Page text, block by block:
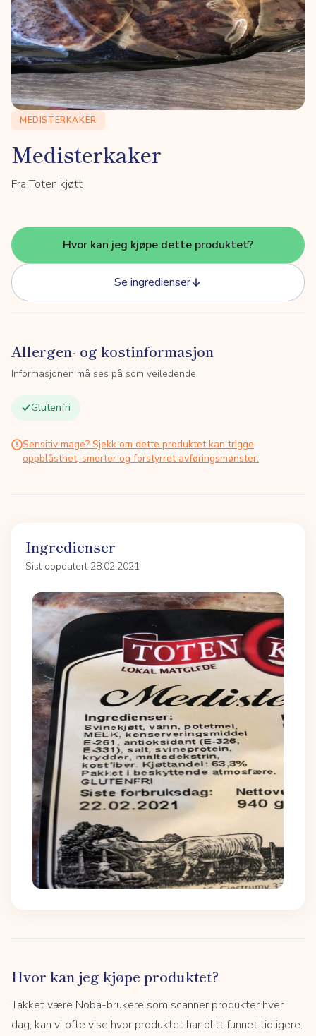
MEDISTERKAKER
Medisterkaker
Fra Toten kjøtt
Hvor kan jeg kjøpe dette produktet?
Se ingredienser
Allergen- og kostinformasjon
Informasjonen må ses på som veiledende.
Glutenfri
Sensitiv mage? Sjekk om dette produktet kan trigge
oppblåsthet, smerter og forstyrret avføringsmønster.
Ingredienser
Sist oppdatert 28.02.2021
Hvor kan jeg kjøpe produktet?
Takket være Noba-brukere som scanner produkter hver
dag, kan vi ofte vise hvor produktet har blitt funnet tidligere.